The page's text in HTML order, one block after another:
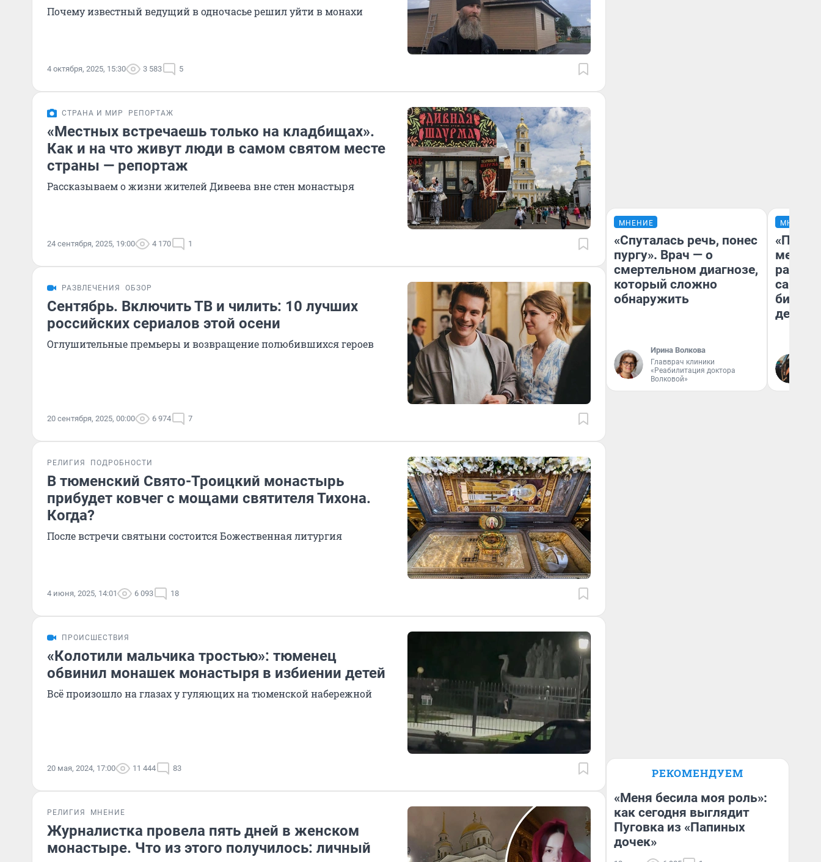
Почему известный ведущий в одночасье решил уйти в монахи
4 октября, 2025, 15:30 3 583 5
СТРАНА И МИР РЕПОРТАЖ
«Местных встречаешь только на кладбищах».
Как и на что живут люди в самом святом месте
страны — репортаж
Рассказываем о жизни жителей Дивеева вне стен монастыря
24 сентября, 2025, 19:00 4 170 1
РАЗВЛЕЧЕНИЯ ОБЗОР
Сентябрь. Включить ТВ и чилить: 10 лучших
российских сериалов этой осени
Оглушительные премьеры и возвращение полюбившихся героев
20 сентября, 2025, 00:00 6 974 7
РЕЛИГИЯ ПОДРОБНОСТИ
В тюменский Свято-Троицкий монастырь
прибудет ковчег с мощами святителя Тихона.
Когда?
После встречи святыни состоится Божественная литургия
4 июня, 2025, 14:01 6 093 18
ПРОИСШЕСТВИЯ
«Колотили мальчика тростью»: тюменец
обвинил монашек монастыря в избиении детей
Всё произошло на глазах у гуляющих на тюменской набережной
20 мая, 2024, 17:00 11 444 83
РЕЛИГИЯ МНЕНИЕ
Журналистка провела пять дней в женском
монастыре. Что из этого получилось: личный
МНЕНИЕ
«Спуталась речь, понес
пургу». Врач — о
смертельном диагнозе,
который сложно
обнаружить
Ирина Волкова
Главврач клиники
«Реабилитация доктора
Волковой»
МНЕНИЕ
самом
РЕКОМЕНДУЕМ
«Меня бесила моя роль»:
как сегодня выглядит
Пуговка из «Папиных
дочек»